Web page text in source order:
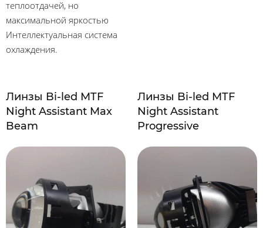
теплоотдачей, но
максимальной яркостью
Интеллектуальная система
охлаждения.
Линзы Bi-led MTF
Night Assistant Max
Beam
Линзы Bi-led MTF
Night Assistant
Progressive